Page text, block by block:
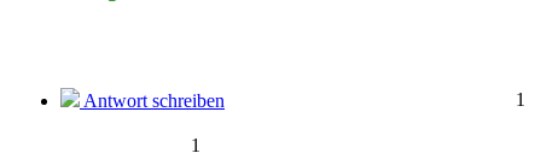
Antwort schreiben 1
1